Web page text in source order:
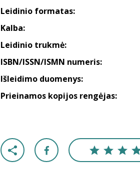
Leidinio formatas:
Kalba:
Leidinio trukmė:
ISBN/ISSN/ISMN numeris:
Išleidimo duomenys:
Prieinamos kopijos rengėjas: